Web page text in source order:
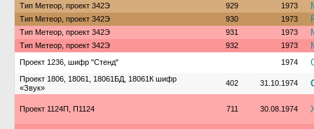
Тип Метеор, проект 342Э 929 1973
Тип Метеор, проект 342Э 930 1973
Тип Метеор, проект 342Э 931 1973
Тип Метеор, проект 342Э 932 1973
Проект 1236, шифр "Стенд" 1974
Проект 1806, 18061, 18061БД, 18061К шифр
«Звук»
402 31.10.1974
Проект 1124П, П1124 711 30.08.1974